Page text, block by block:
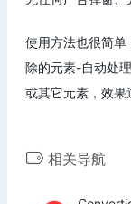
使用方法也很简
除的元素-自动处
或其它元素，效果
相关导航